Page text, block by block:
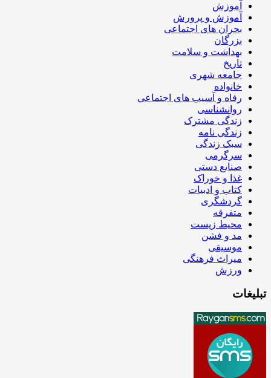
آموزش
آموزش و پرورش
بحران های اجتماعی
بزرگان
بهداشت و سلامت
تاریخ
جامعه شهری
خانواده
رفاه و آسیب های اجتماعی
روانشناسی
زندگی مشترک
زندگی نامه
سبک زندگی
سرگرمی
صنایع دستی
غذا و خوراک
کتاب و ادبیات
گردشگری
متفرقه
محیط زیست
مد و فشن
موسیقی
میراث فرهنگی
ورزش
تبلیغات